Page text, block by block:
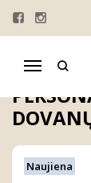
Navigacija
Pagrindinis
KOLEKCIJOS
Naujiena